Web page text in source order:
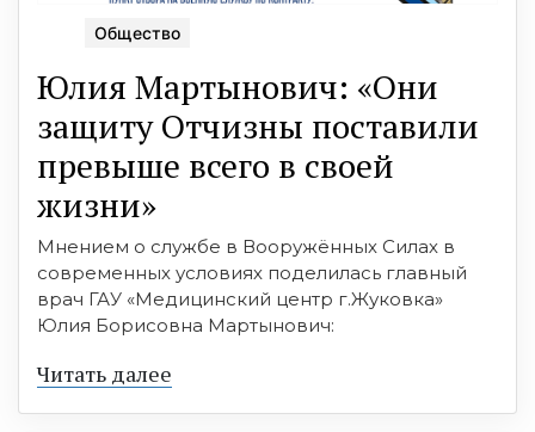
Общество
Юлия Мартынович: «Они
защиту Отчизны поставили
превыше всего в своей
жизни»
Мнением о службе в Вооружённых Силах в
современных условиях поделилась главный
врач ГАУ «Медицинский центр г.Жуковка»
Юлия Борисовна Мартынович:
Читать далее